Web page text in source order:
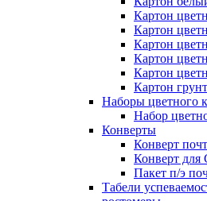
Картон
Картон
Картон
Картон
Картон
Картон
Наборы цветного
Набор
Конверты
Конверт
Конверт для
Пакет п/э
Табели